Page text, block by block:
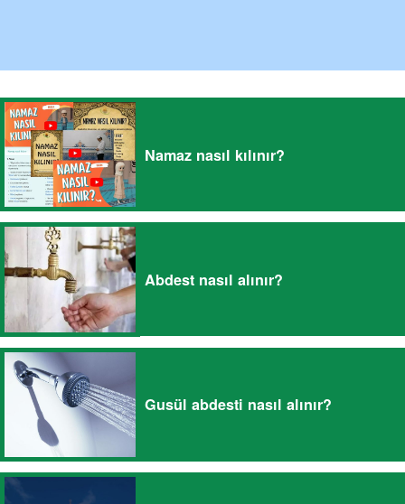
Namaz nasıl kılınır?
Abdest nasıl alınır?
Gusül abdesti nasıl alınır?